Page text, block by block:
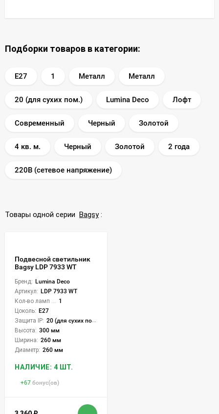
Подборки товаров в категории:
E27 1 Металл Металл
20 (для сухих пом.) Lumina Deco Лофт
Современный Черный Золотой
4 кв. м. Черный Золотой 2 года
220В (сетевое напряжение)
Товары одной серии Bagsy:
Подвесной светильник
Bagsy LDP 7933 WT
Бренд: Lumina Deco
Артикул: LDP 7933 WT
1
Цоколь: E27
Защита IP: 20 (для сухих пом.)
Высота: 300 мм
Ширина: 260 мм
Диаметр: 260 мм
НАЛИЧИЕ: 4 ШТ.
+67 бонус(ов)